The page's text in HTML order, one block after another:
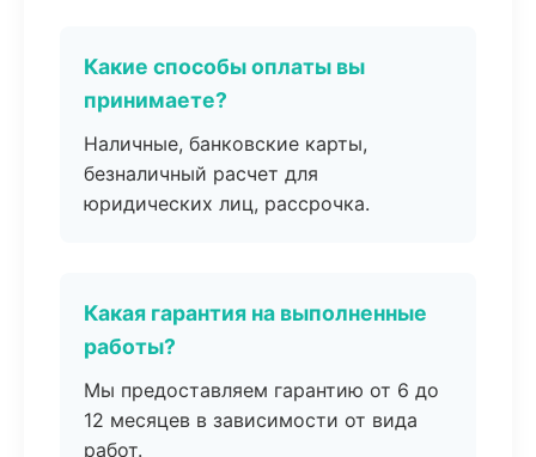
Какие способы оплаты вы
принимаете?
Наличные, банковские карты,
безналичный расчет для
юридических лиц, рассрочка.
Какая гарантия на выполненные
работы?
Мы предоставляем гарантию от 6 до
12 месяцев в зависимости от вида
работ.